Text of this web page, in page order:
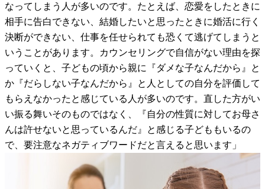
なってしまう人が多いのです。たとえば、恋愛をしたときに
相手に告白できない、結婚したいと思ったときに婚活に行く
決断ができない、仕事を任せられても恐くて逃げてしまうと
いうことがあります。カウンセリングで自信がない理由を探
っていくと、子どもの頃から親に『ダメな子なんだから』と
か『だらしない子なんだから』と人としての自分を評価して
もらえなかったと感じている人が多いのです。直した方がい
い振る舞いそのものではなく、『自分の性質に対してお母さ
んは許せないと思っているんだ』と感じる子どももいるの
で、要注意なネガティブワードだと言えると思います」